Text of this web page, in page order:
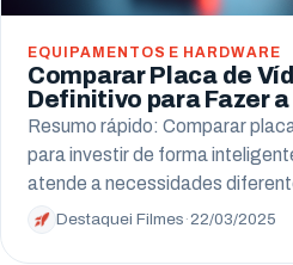
EQUIPAMENTOS E HARDWARE
Comparar Placa de
Definitivo para Fazer
Resumo rápido: Comparar
para investir de forma
atende a necessidades
Destaquei Filmes ·22/03/2025